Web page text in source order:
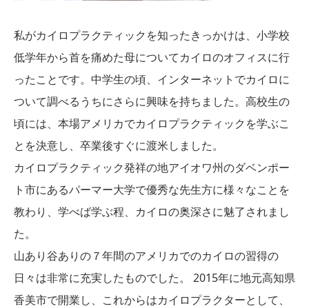
私がカイロプラクティックを知ったきっかけは、小学校
低学年から首を痛めた母についてカイロのオフィスに行
ったことです。中学生の頃、インターネットでカイロに
ついて調べるうちにさらに興味を持ちました。高校生の
頃には、本場アメリカでカイロプラクティックを学ぶこ
とを決意し、卒業後すぐに渡米しました。
カイロプラクティック発祥の地アイオワ州のダベンポー
ト市にあるパーマー大学で優秀な先生方に様々なことを
教わり、学べば学ぶ程、カイロの奥深さに魅了されまし
た。
山あり谷ありの７年間のアメリカでのカイロの習得の
日々は非常に充実したものでした。 2015年に地元高知県
香美市で開業し、これからはカイロプラクターとして、